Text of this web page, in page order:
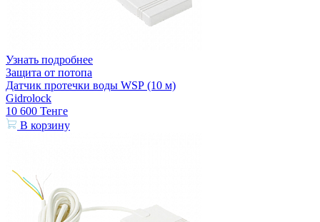
Узнать подробнее
Защита от потопа
Датчик протечки воды WSР (10 м)
Gidrolock
10 600 Тенге
В корзину